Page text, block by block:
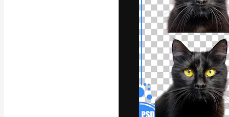
Den kreative
arbejde. Over
kreative og
studier.
Dansk